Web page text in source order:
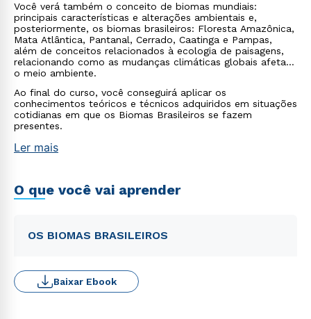
Você verá também o conceito de biomas mundiais:
principais características e alterações ambientais e,
posteriormente, os biomas brasileiros: Floresta Amazônica,
Mata Atlântica, Pantanal, Cerrado, Caatinga e Pampas,
além de conceitos relacionados à ecologia de paisagens,
relacionando como as mudanças climáticas globais afetam
o meio ambiente.
Ao final do curso, você conseguirá aplicar os
conhecimentos teóricos e técnicos adquiridos em situações
cotidianas em que os Biomas Brasileiros se fazem
presentes.
Ler mais
O que você vai aprender
OS BIOMAS BRASILEIROS
Baixar Ebook